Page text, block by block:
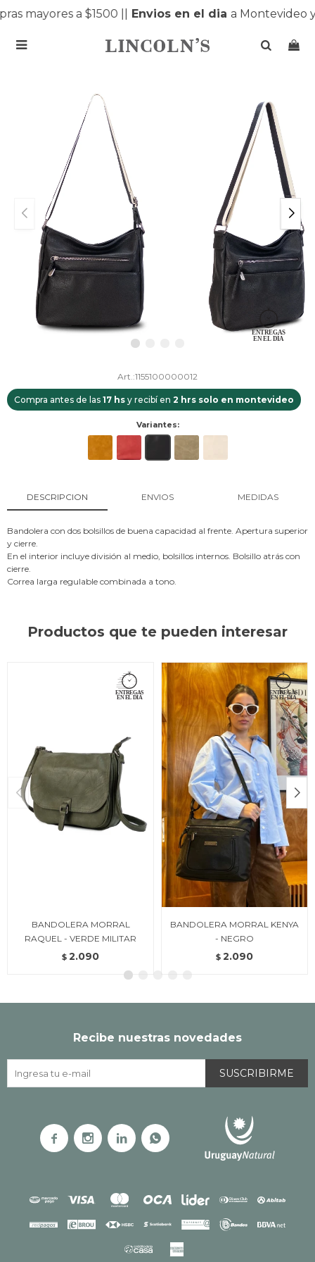
mayores a $1500 | Envios en el diaa Montevideo y

1155100000012
Compra antes de las 17 hs y recibí en 2 hrs solo en montevideo
Variantes:
DESCRIPCION ENVIOS MEDIDAS
Bandolera con dos bolsillos de buena capacidad al frente. Apertura superior
y cierre.
En el interior incluye división al medio, bolsillos internos. Bolsillo atrás con
cierre.
Correa larga regulable combinada a tono.
Productos que te pueden interesar
BANDOLERA MORRAL
RAQUEL - VERDE MILITAR
$ 2.090
BANDOLERA MORRAL KENYA
- NEGRO
$ 2.090
Recibe nuestras novedades
SUSCRIBIRME
   